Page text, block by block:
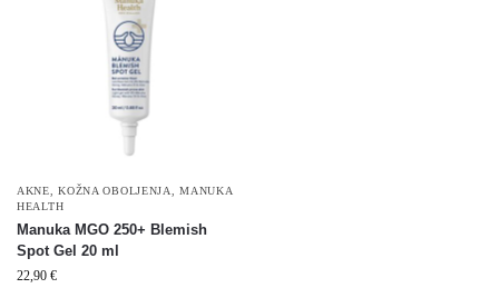
AKNE ,KOŽNA OBOLJENJA ,MANUKA
HEALTH
Manuka MGO 250+ Blemish
Spot Gel 20 ml
22,90 €